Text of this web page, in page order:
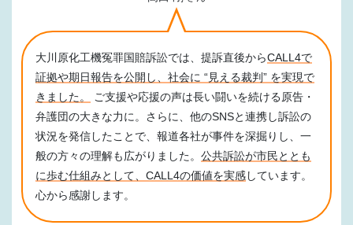
大川原化工機冤罪国賠訴訟では、提訴直後からCALL4で
証拠や期日報告を公開し、社会に “見える裁判” を実現で
きました。
ご支援や応援の声は長い闘いを続ける原告・
弁護団の大きな力に。さらに、他のSNSと連携し訴訟の
状況を発信したことで、報道各社が事件を深掘りし、一
般の方々の理解も広がりました。 公共訴訟が市民ととも
に歩む仕組みとして、CALL4の価値を実感しています。
心から感謝します。